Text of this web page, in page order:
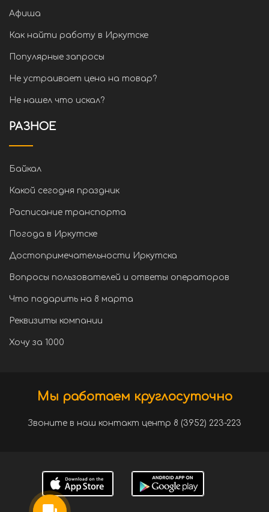
Афиша
Как найти работу в Иркутске
Популярные запросы
Не устраивает цена на товар?
Не нашел что искал?
РАЗНОЕ
Байкал
Какой сегодня праздник
Расписание транспорта
Погода в Иркутске
Достопримечательности Иркутска
Вопросы пользователей и ответы операторов
Что подарить на 8 марта
Реквизиты компании
Хочу за 1000
Мы работаем круглосуточно
Звоните в наш контакт центр 8 (3952) 223-223